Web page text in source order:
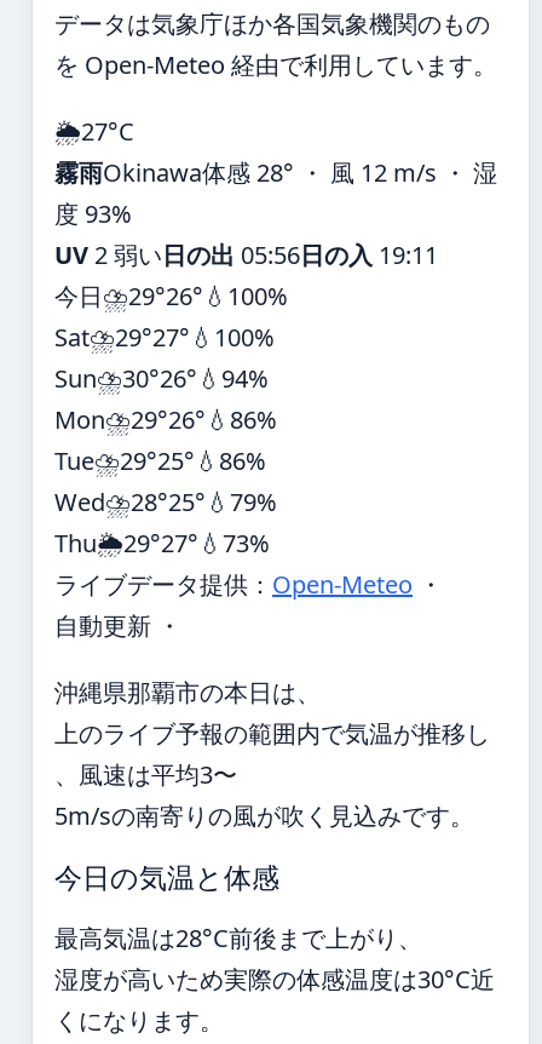
データは気象庁ほか各国気象機関のもの
を Open-Meteo 経由で利用しています。
🌦️27°C
霧雨Okinawa体感 28° ・ 風 12 m/s ・ 湿
度 93%
UV 2 弱い日の出 05:56日の入 19:11
今日⛈️29°26° 💧100%
Sat⛈️29°27° 💧100%
Sun⛈️30°26° 💧94%
Mon⛈️29°26° 💧86%
Tue⛈️29°25° 💧86%
Wed⛈️28°25° 💧79%
Thu🌦️29°27° 💧73%
ライブデータ提供： Open-Meteo ・
自動更新 ・
沖縄県那覇市の本日は、
上のライブ予報の範囲内で気温が推移し
、風速は平均3〜
5m/sの南寄りの風が吹く見込みです。
今日の気温と体感
最高気温は28°C前後まで上がり、
湿度が高いため実際の体感温度は30°C近
くになります。